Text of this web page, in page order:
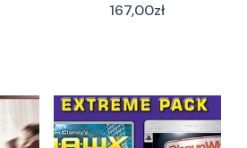
167,00zł